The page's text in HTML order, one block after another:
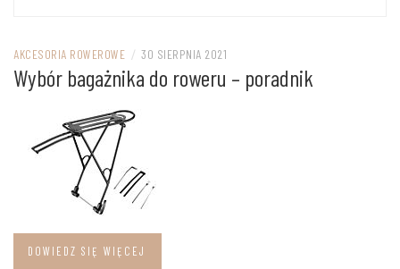
AKCESORIA ROWEROWE / 30 SIERPNIA 2021
Wybór bagażnika do roweru – poradnik
DOWIEDZ SIĘ WIĘCEJ